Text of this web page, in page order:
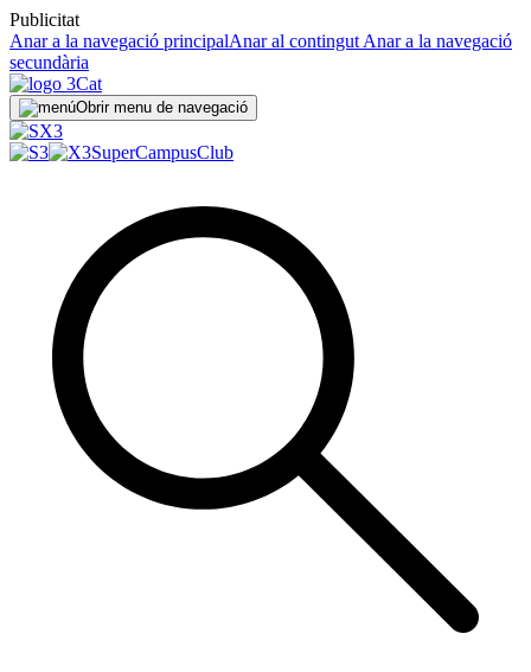
Publicitat
Anar a la navegació principalAnar al contingut Anar a la navegació
secundària
Obrir menu de navegació
SuperCampusClub